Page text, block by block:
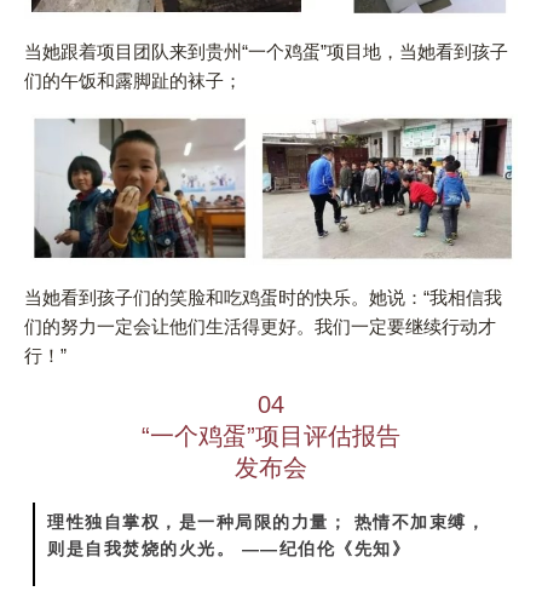
当她跟着项目团队来到贵州“一个鸡蛋”项目地，当她看到孩子
们的午饭和露脚趾的袜子；
当她看到孩子们的笑脸和吃鸡蛋时的快乐。她说：“我相信我
们的努力一定会让他们生活得更好。我们一定要继续行动才
行！”
04
“一个鸡蛋”项目评估报告
发布会
理性独自掌权，是一种局限的力量； 热情不加束缚，
则是自我焚烧的火光。 ——纪伯伦《先知》